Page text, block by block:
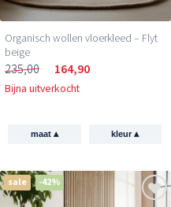
Organisch wollen vloerkleed – Flyt
beige
235,00 164,90
Bijna uitverkocht
maat ▴ kleur▴
sale -42%